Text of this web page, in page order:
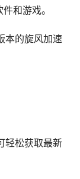
和游戏。
的旋风加速
松获取最新